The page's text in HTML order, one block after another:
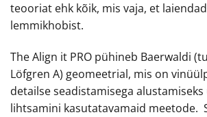
teooriat ehk kõik, mis vaja, et
lemmikhobist.
The Align it PRO pühineb Baerwaldi
Löfgren A) geomeetrial, mis on
detailse seadistamisega
lihtsamini kasutatavamaid meetode.